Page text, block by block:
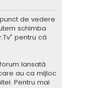
de vedere
schimba
pentru că
lansată
au ca mijloc
Pentru mai